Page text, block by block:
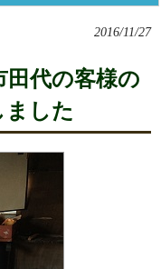
2016/11/27
田代の客様の
ました